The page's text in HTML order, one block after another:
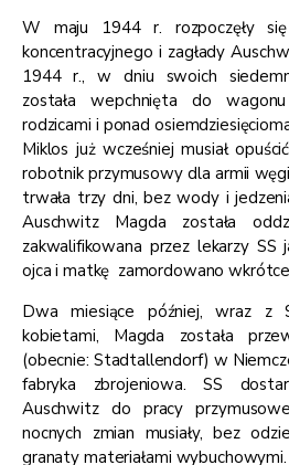
W maju 1944 r. rozpoczęły
koncentracyjnego i zagłady
1944 r., w dniu swoich
została wepchnięta do
rodzicami i ponad
Miklos już wcześniej musiał
robotnik przymusowy dla armii
trwała trzy dni, bez wody i
Auschwitz Magda została
zakwalifikowana przez lekarzy SS
ojca i matkę zamordowano
Dwa miesiące później, wraz z
kobietami, Magda została
(obecnie: Stadtallendorf) w
fabryka zbrojeniowa. SS
Auschwitz do pracy
nocnych zmian musiały, bez
granaty materiałami